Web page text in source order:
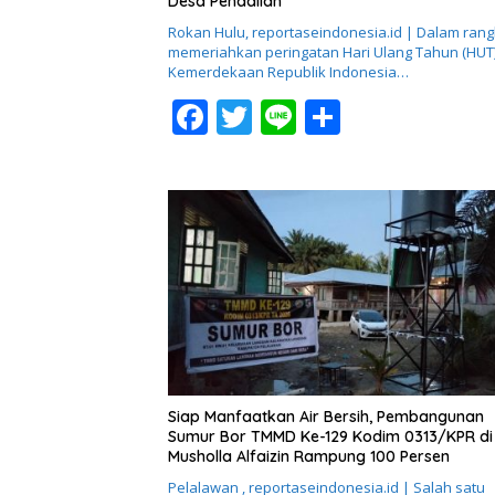
Rokan Hulu, reportaseindonesia.id | Dalam
memeriahkan peringatan Hari Ulang Tahun
Kemerdekaan Republik Indonesia…
F
e
b
o
o
k
T
itt
er
Li
e ar
Siap Manfaatkan Air Bersih, Pembangunan
Sumur Bor TMMD Ke-129 Kodim 0313/KPR di
Musholla Alfaizin Rampung 100 Persen
Pelalawan , reportaseindonesia.id | Salah satu